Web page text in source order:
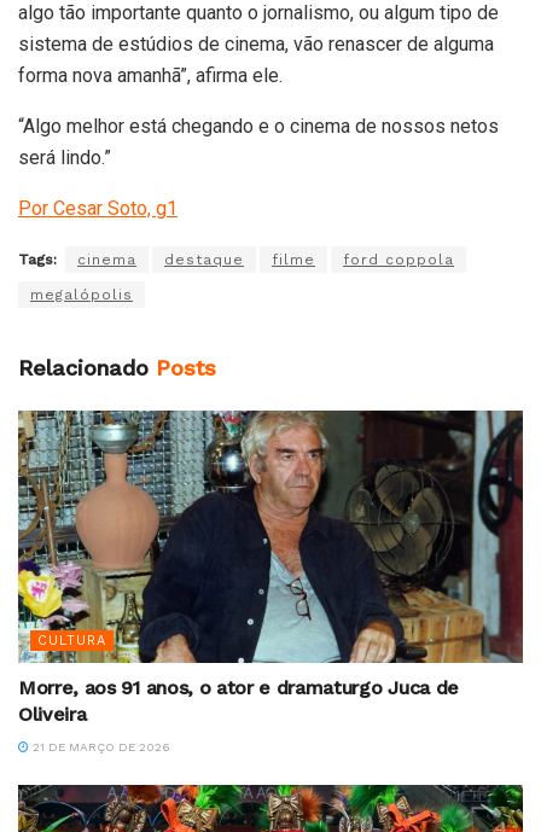
algo tão importante quanto o jornalismo, ou algum tipo de
sistema de estúdios de cinema, vão renascer de alguma
forma nova amanhã”, afirma ele.
“Algo melhor está chegando e o cinema de nossos netos
será lindo.”
Por Cesar Soto, g1
Tags: cinema destaque filme ford coppola
megalópolis
Relacionado Posts
CULTURA
Morre, aos 91 anos, o ator e dramaturgo Juca de
Oliveira
21 DE MARÇO DE 2026